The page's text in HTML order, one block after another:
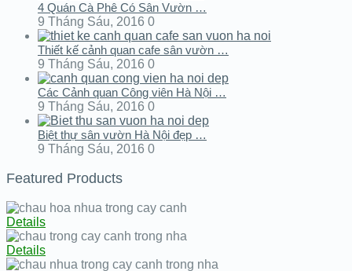
4 Quán Cà Phê Có Sân Vườn …
9 Tháng Sáu, 2016 0
Thiết kế cảnh quan cafe sân vườn …
9 Tháng Sáu, 2016 0
Các Cảnh quan Công viên Hà Nội …
9 Tháng Sáu, 2016 0
Biệt thự sân vườn Hà Nội đẹp …
9 Tháng Sáu, 2016 0
Featured Products
Details
Details